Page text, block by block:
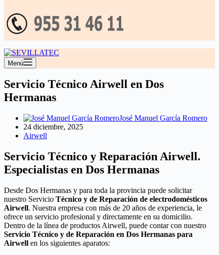
Menú
Servicio Técnico Airwell en Dos
Hermanas
José Manuel García Romero
24 diciembre, 2025
Airwell
Servicio Técnico y Reparación Airwell.
Especialistas en Dos Hermanas
Desde Dos Hermanas y para toda la provincia puede solicitar
nuestro Servicio Técnico y de Reparación de electrodomésticos
Airwell. Nuestra empresa con más de 20 años de experiencia, le
ofrece un servicio profesional y directamente en su domicilio.
Dentro de la línea de productos Airwell, puede contar con nuestro
Servicio Técnico y de Reparación en Dos Hermanas para
Airwell en los siguientes aparatos: